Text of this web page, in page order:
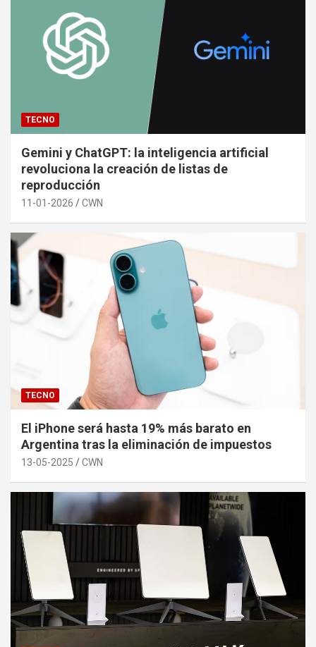
TECNO
Gemini y ChatGPT: la inteligencia artificial
revoluciona la creación de listas de
reproducción
11-01-2026 CWN
TECNO
El iPhone será hasta 19% más barato en
Argentina tras la eliminación de impuestos
13-05-2025 CWN